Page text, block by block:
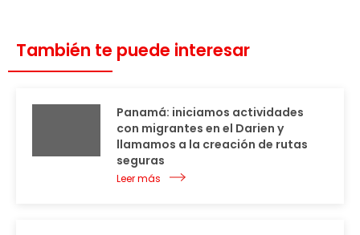
También te puede interesar
Panamá: iniciamos actividades
con migrantes en el Darien y
llamamos a la creación de rutas
seguras
Leer más